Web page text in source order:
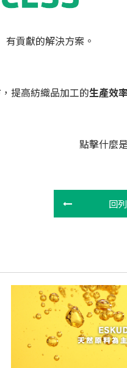
有貢獻的解決方案。
提高紡織品加工的生產效
回